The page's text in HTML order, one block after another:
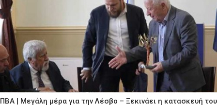
ΠΒΑ | Μεγάλη μέρα για την Λέσβο – Ξεκινάει η κατασκευή του